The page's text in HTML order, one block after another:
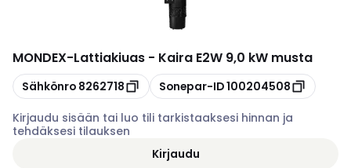
MONDEX-Lattiakiuas - Kaira E2W 9,0 kW musta
Kopioi
Sähkönro 8262718 Kopioi
Sonepar-ID100204508
Kirjaudu sisään tai luo tili tarkistaaksesi hinnan ja
tehdäksesi tilauksen
Kirjaudu